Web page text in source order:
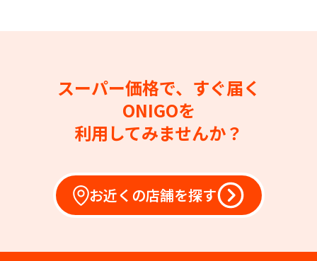
スーパー価格で、すぐ届く
ONIGOを
利用してみませんか？
お近くの店舗を探す